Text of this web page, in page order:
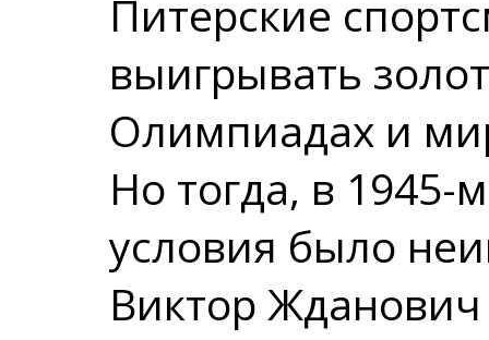
Питерские
выигрывать
Олимпиадах и
Но тогда, в 1945-
условия было
Виктор